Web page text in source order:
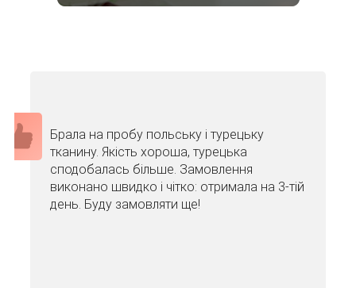
Брала на пробу польську і турецьку
тканину. Якість хороша, турецька
сподобалась більше. Замовлення
виконано швидко і чітко: отримала на 3-тій
день. Буду замовляти ще!